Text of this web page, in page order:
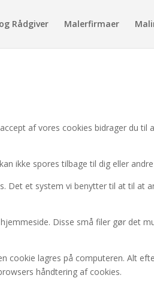
Rådgiver Malerfirmaer
af vores cookies bidrager du
ikke spores tilbage til dig eller
et system vi benytter til at til at
Disse små filer gør det
cookie lagres på computeren. Alt
håndtering af cookies.